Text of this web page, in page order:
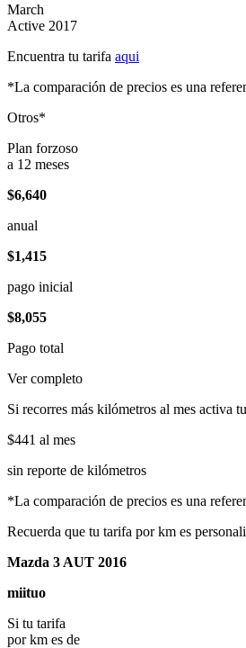
March
Active 2017
Encuentra tu tarifa aqui
*La comparación de precios es una
Otros*
Plan forzoso
a 12 meses
$6,640
anual
$1,415
pago inicial
$8,055
Pago total
Ver completo
Si recorres más kilómetros al mes activa
$441 al mes
sin reporte de kilómetros
*La comparación de precios es una
Recuerda que tu tarifa por km es
Mazda 3 AUT 2016
miituo
Si tu tarifa
por km es de